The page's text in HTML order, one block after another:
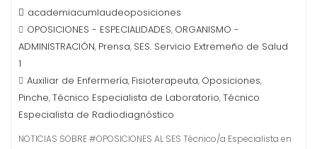
academiacumlaudeoposiciones
OPOSICIONES - ESPECIALIDADES, ORGANISMO -
ADMINISTRACIÓN, Prensa, SES. Servicio Extremeño de Salud
1
Auxiliar de Enfermería, Fisioterapeuta, Oposiciones,
Pinche,Técnico Especialista de Laboratorio,Técnico
Especialista de Radiodiagnóstico
NOTICIAS SOBRE #OPOSICIONES AL SES Técnico/a Especialista en